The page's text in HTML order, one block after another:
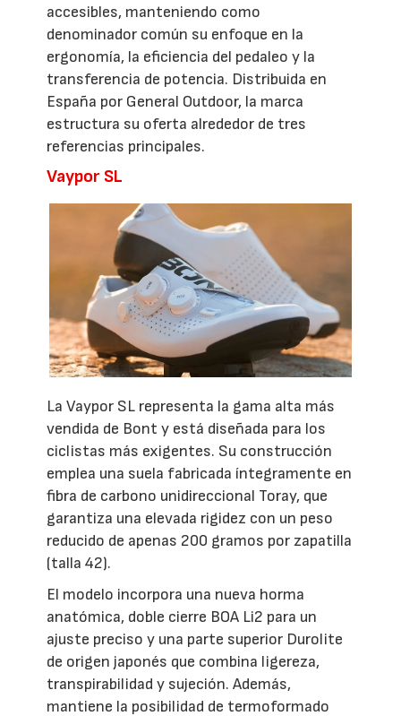
accesibles, manteniendo como
denominador común su enfoque en la
ergonomía, la eficiencia del pedaleo y la
transferencia de potencia. Distribuida en
España por General Outdoor, la marca
estructura su oferta alrededor de tres
referencias principales.
Vaypor SL
La Vaypor SL representa la gama alta más
vendida de Bont y está diseñada para los
ciclistas más exigentes. Su construcción
emplea una suela fabricada íntegramente en
fibra de carbono unidireccional Toray, que
garantiza una elevada rigidez con un peso
reducido de apenas 200 gramos por zapatilla
(talla 42).
El modelo incorpora una nueva horma
anatómica, doble cierre BOA Li2 para un
ajuste preciso y una parte superior Durolite
de origen japonés que combina ligereza,
transpirabilidad y sujeción. Además,
mantiene la posibilidad de termoformado